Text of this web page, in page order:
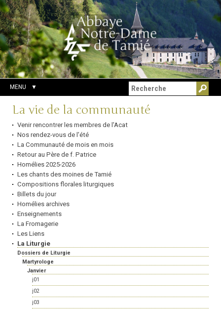
Aller
au
contenu.
|
Aller
à
la
navigation
Outils
personnels
Chercher par
Recherche
avancée…
MENU
Navigation
La vie de la communauté
Venir rencontrer les membres de l'Acat
Nos rendez-vous de l'été
La Communauté de mois en mois
Retour au Père de f. Patrice
Homélies 2025-2026
Les chants des moines de Tamié
Compositions florales liturgiques
Billets du jour
Homélies archives
Enseignements
La Fromagerie
Les Liens
La Liturgie
Dossiers de Liturgie
Martyrologe
Janvier
j01
j02
j03